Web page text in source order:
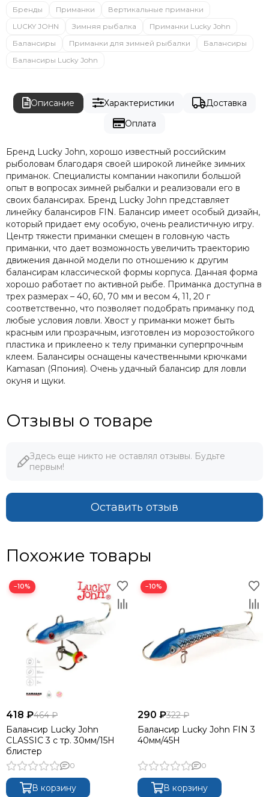
Бренды Приманки
Вертикальные приманки
LUCKY JOHN
Зимняя рыбалка
Приманки Lucky John
Балансиры
Приманки для зимней рыбалки
Балансиры
Балансиры Lucky John
Описание Характеристики
Доставка
Оплата
Бренд Lucky John, хорошо известный российским
рыболовам благодаря своей широкой линейке зимних
приманок. Специалисты компании накопили большой
опыт в вопросах зимней рыбалки и реализовали его в
своих балансирах. Бренд Lucky John представляет
линейку балансиров FIN. Балансир имеет особый дизайн,
который придает ему особую, очень реалистичную игру.
Центр тяжести приманки смещен в головную часть
приманки, что дает возможность увеличить траекторию
движения данной модели по отношению к другим
балансирам классической формы корпуса. Данная форма
хорошо работает по активной рыбе. Приманка доступна в
трех размерах – 40, 60, 70 мм и весом 4, 11, 20 г
соответственно, что позволяет подобрать приманку под
любые условия ловли. Хвост у приманки может быть
красным или прозрачным, изготовлен из морозостойкого
пластика и приклеено к телу приманки суперпрочным
клеем. Балансиры оснащены качественными крючками
Kamasan (Япония). Очень удачный балансир для ловли
окуня и щуки.
Отзывы о товаре
Здесь еще никто не оставлял отзывы. Будьте
первым!
Оставить отзыв
Похожие товары
−10%
418 ₽464 ₽
Балансир Lucky John
CLASSIC 3 с тр. 30мм/15H
блистер
0
В корзину
−10%
290 ₽322 ₽
Балансир Lucky John FIN 3
40мм/45H
0
В корзину